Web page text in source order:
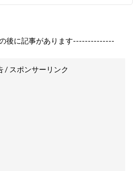
後に記事があります--------------
/ スポンサーリンク